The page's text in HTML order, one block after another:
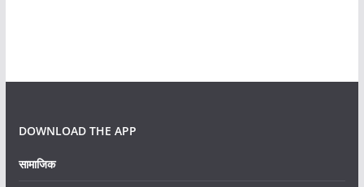
DOWNLOAD THE APP
सामाजिक